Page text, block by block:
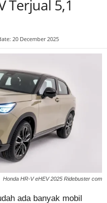
Terjual 5,1
20 December 2025
Honda HR-V eHEV 2025 Ridebuster com
ada banyak mobil